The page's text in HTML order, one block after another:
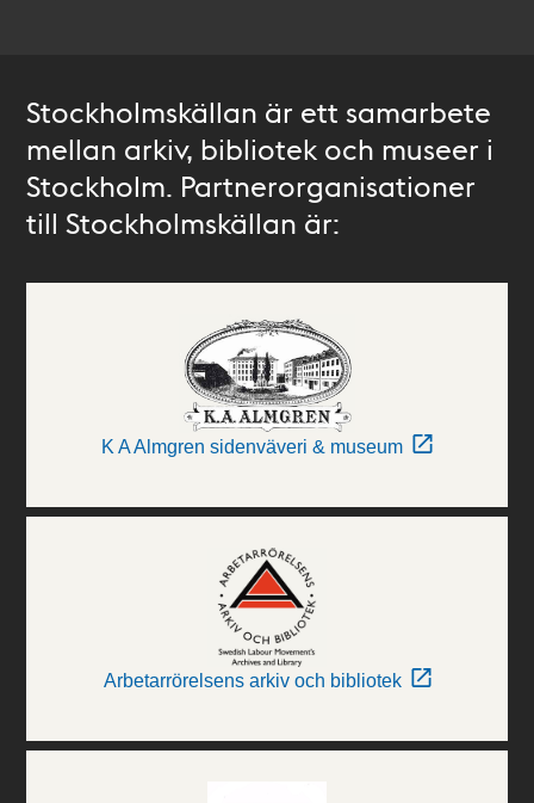
Stockholmskällan är ett samarbete
mellan arkiv, bibliotek och museer i
Stockholm. Partnerorganisationer
till Stockholmskällan är:
K A Almgren sidenväveri & museum
Arbetarrörelsens arkiv och bibliotek